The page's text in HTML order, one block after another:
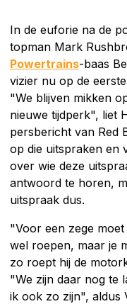
In de euforie na de
topman Mark
Powertrains-baas
vizier nu op de
"We blijven mikken
nieuwe tijdperk", liet
persbericht van Red
op die uitspraken en
over wie deze
antwoord te horen,
uitspraak dus.
"Voor een zege
wel roepen, maar je
zo roept hij de
"We zijn daar nog te
ik ook zo zijn", aldus